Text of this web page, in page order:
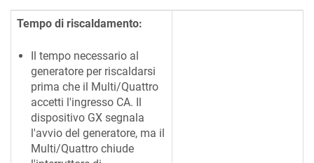
Tempo di riscaldamento:
Il tempo necessario al
generatore per riscaldarsi
prima che il Multi/Quattro
accetti l'ingresso CA. Il
dispositivo GX segnala
l'avvio del generatore, ma il
Multi/Quattro chiude